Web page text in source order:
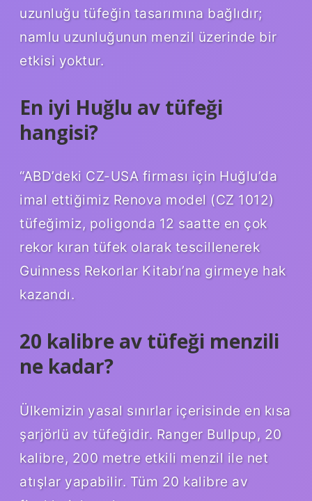
uzunluğu tüfeğin tasarımına bağlıdır;
namlu uzunluğunun menzil üzerinde bir
etkisi yoktur.
En iyi Huğlu av tüfeği
hangisi?
“ABD’deki CZ-USA firması için Huğlu’da
imal ettiğimiz Renova model (CZ 1012)
tüfeğimiz, poligonda 12 saatte en çok
rekor kıran tüfek olarak tescillenerek
Guinness Rekorlar Kitabı’na girmeye hak
kazandı.
20 kalibre av tüfeği menzili
ne kadar?
Ülkemizin yasal sınırlar içerisinde en kısa
şarjörlü av tüfeğidir. Ranger Bullpup, 20
kalibre, 200 metre etkili menzil ile net
atışlar yapabilir. Tüm 20 kalibre av